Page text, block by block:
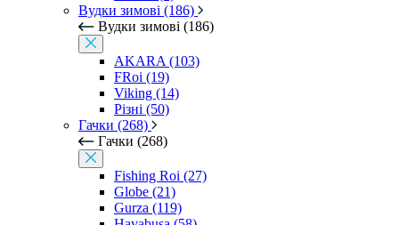
Вудки зимові (186)
Вудки зимові (186)
AKARA (103)
FRoi (19)
Viking (14)
Різні (50)
Гачки (268)
Гачки (268)
Fishing Roi (27)
Globe (21)
Gurza (119)